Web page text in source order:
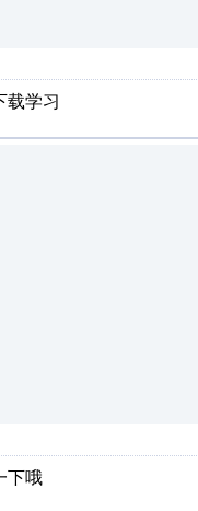
载学习
下哦